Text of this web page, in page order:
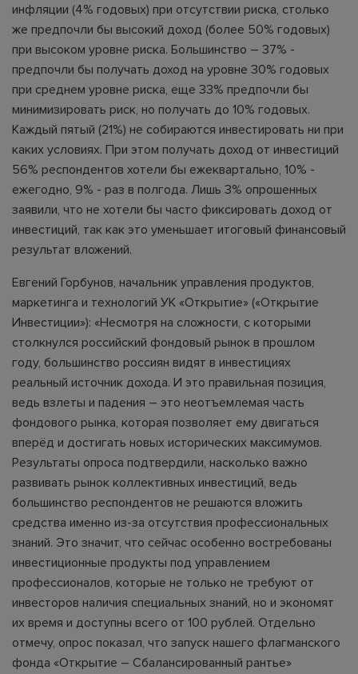
инфляции (4% годовых) при отсутствии риска, столько
же предпочли бы высокий доход (более 50% годовых)
при высоком уровне риска. Большинство – 37% -
предпочли бы получать доход на уровне 30% годовых
при среднем уровне риска, еще 33% предпочли бы
минимизировать риск, но получать до 10% годовых.
Каждый пятый (21%) не собираются инвестировать ни при
каких условиях. При этом получать доход от инвестиций
56% респондентов хотели бы ежеквартально, 10% -
ежегодно, 9% - раз в полгода. Лишь 3% опрошенных
заявили, что не хотели бы часто фиксировать доход от
инвестиций, так как это уменьшает итоговый финансовый
результат вложений.
Евгений Горбунов, начальник управления продуктов,
маркетинга и технологий УК «Открытие» («Открытие
Инвестиции»): «Несмотря на сложности, с которыми
столкнулся российский фондовый рынок в прошлом
году, большинство россиян видят в инвестициях
реальный источник дохода. И это правильная позиция,
ведь взлеты и падения – это неотъемлемая часть
фондового рынка, которая позволяет ему двигаться
вперёд и достигать новых исторических максимумов.
Результаты опроса подтвердили, насколько важно
развивать рынок коллективных инвестиций, ведь
большинство респондентов не решаются вложить
средства именно из-за отсутствия профессиональных
знаний. Это значит, что сейчас особенно востребованы
инвестиционные продукты под управлением
профессионалов, которые не только не требуют от
инвесторов наличия специальных знаний, но и экономят
их время и доступны всего от 100 рублей. Отдельно
отмечу, опрос показал, что запуск нашего флагманского
фонда «Открытие – Сбалансированный рантье»